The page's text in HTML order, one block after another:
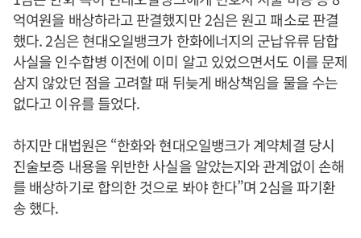
억여원을 배상하라고 판결했지만 2심은 원고 패소로 판결
했다. 2심은 현대오일뱅크가 한화에너지의 군납유류 담합
사실을 인수합병 이전에 이미 알고 있었으면서도 이를 문제
삼지 않았던 점을 고려할 때 뒤늦게 배상책임을 물을 수는
없다고 이유를 들었다.
하지만 대법원은 “한화와 현대오일뱅크가 계약체결 당시
진술보증 내용을 위반한 사실을 알았는지와 관계없이 손해
를 배상하기로 합의한 것으로 봐야 한다”며 2심을 파기환
송 했다.